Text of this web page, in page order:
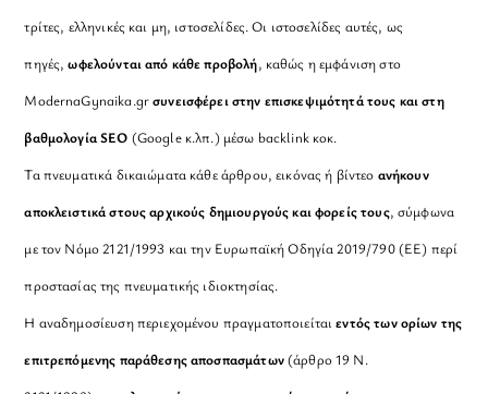
τρίτες, ελληνικές και μη, ιστοσελίδες. Οι ιστοσελίδες αυτές, ως
πηγές,ωφελούνται από κάθε προβολή, καθώς η εμφάνιση στο
ModernaGynaika.grσυνεισφέρει στην επισκεψιμότητά τους και στη
βαθμολογία SEO (Google κ.λπ.) μέσω backlink κοκ.
Τα πνευματικά δικαιώματα κάθε άρθρου, εικόνας ή βίντεο ανήκουν
αποκλειστικά στους αρχικούς δημιουργούς και φορείς τους, σύμφωνα
με τον Νόμο 2121/1993 και την Ευρωπαϊκή Οδηγία 2019/790 (ΕΕ) περί
προστασίας της πνευματικής ιδιοκτησίας.
Η αναδημοσίευση περιεχομένου πραγματοποιείταιεντός των ορίων της
επιτρεπόμενης παράθεσης αποσπασμάτων(άρθρο 19 Ν.